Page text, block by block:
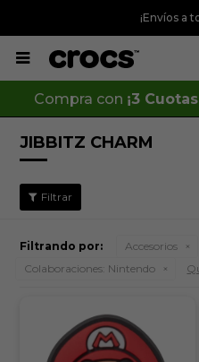
¡Envíos a

Compra con ¡3
JIBBITZ CHARM
Filtrando por: Accesorios
Colaboraciones: Nintendo